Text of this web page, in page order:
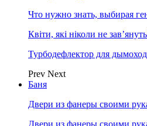
Что нужно знать, выбирая
Квіти, які ніколи не
Турбодефлектор для
Prev Next
Баня
Двери из фанеры своими
Двери из фанеры своими